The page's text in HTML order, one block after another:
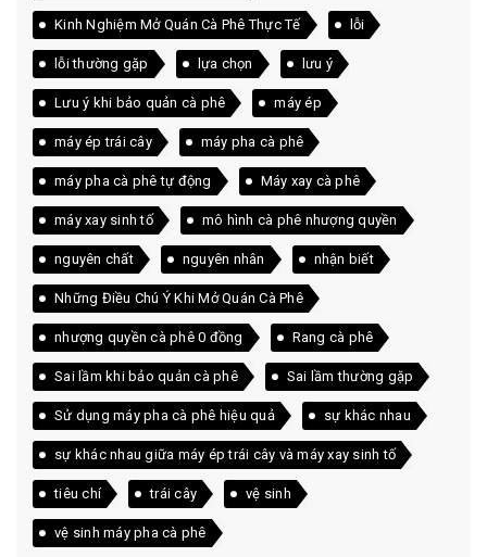
Kinh Nghiệm Mở Quán Cà Phê Thực Tế lỗi
lỗi thường gặp lựa chọn lưu ý
Lưu ý khi bảo quản cà phê máy ép
máy ép trái cây máy pha cà phê
máy pha cà phê tự động Máy xay cà phê
máy xay sinh tố mô hình cà phê nhượng quyền
nguyên chất nguyên nhân nhận biết
Những Điều Chú Ý Khi Mở Quán Cà Phê
nhượng quyền cà phê 0 đồng Rang cà phê
Sai lầm khi bảo quản cà phê Sai lầm thường gặp
Sử dụng máy pha cà phê hiệu quả sự khác nhau
sự khác nhau giữa máy ép trái cây và máy xay sinh tố
tiêu chí trái cây vệ sinh
vệ sinh máy pha cà phê